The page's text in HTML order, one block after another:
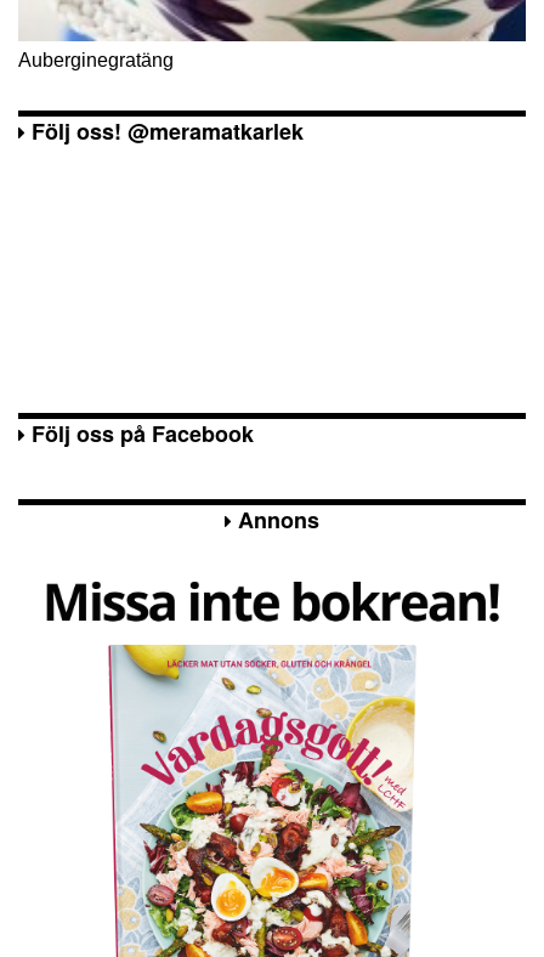
Kesoplättar
Följ oss! @meramatkarlek
Följ oss på Facebook
Annons